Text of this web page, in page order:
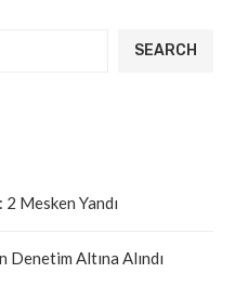
SEARCH
2 Mesken Yandı
Denetim Altına Alındı